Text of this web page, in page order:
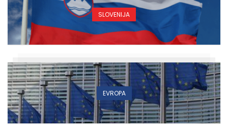
SLOVENIJA
EVROPA